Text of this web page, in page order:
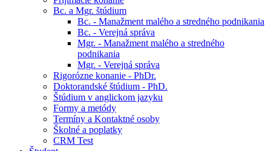
Bc. a Mgr. štúdium
Bc. - Manažment malého a stredného podnikania
Bc. - Verejná správa
Mgr. - Manažment malého a stredného
podnikania
Mgr. - Verejná správa
Rigorózne konanie - PhDr.
Doktorandské štúdium - PhD.
Štúdium v anglickom jazyku
Formy a metódy
Termíny a Kontaktné osoby
Školné a poplatky
CRM Test